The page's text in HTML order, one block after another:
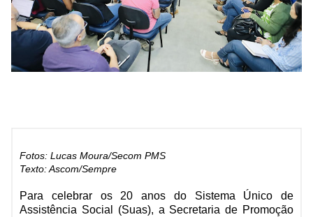
Fotos: Lucas Moura/Secom PMS
Texto: Ascom/Sempre
Para celebrar os 20 anos do Sistema Único de
Assistência Social (Suas), a Secretaria de Promoção